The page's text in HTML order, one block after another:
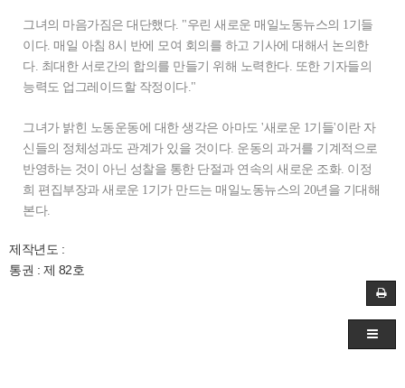
그녀의 마음가짐은 대단했다. "우린 새로운 매일노동뉴스의 1기들
이다. 매일 아침 8시 반에 모여 회의를 하고 기사에 대해서 논의한
다. 최대한 서로간의 합의를 만들기 위해 노력한다. 또한 기자들의
능력도 업그레이드할 작정이다."
그녀가 밝힌 노동운동에 대한 생각은 아마도 '새로운 1기들'이란 자
신들의 정체성과도 관계가 있을 것이다. 운동의 과거를 기계적으로
반영하는 것이 아닌 성찰을 통한 단절과 연속의 새로운 조화. 이정
희 편집부장과 새로운 1기가 만드는 매일노동뉴스의 20년을 기대해
본다.
제작년도 :
통권 : 제 82호